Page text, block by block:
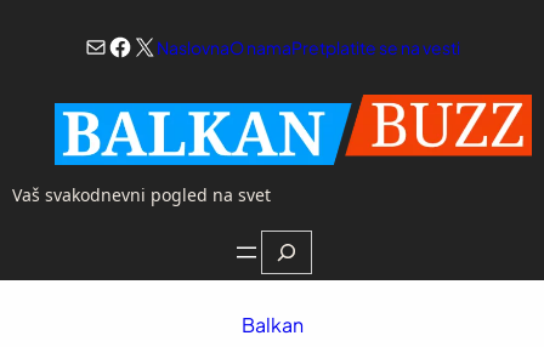
Mail
Facebook
X NaslovnaO namaPretplatite se na vesti
Vaš svakodnevni pogled na svet
Search
Balkan